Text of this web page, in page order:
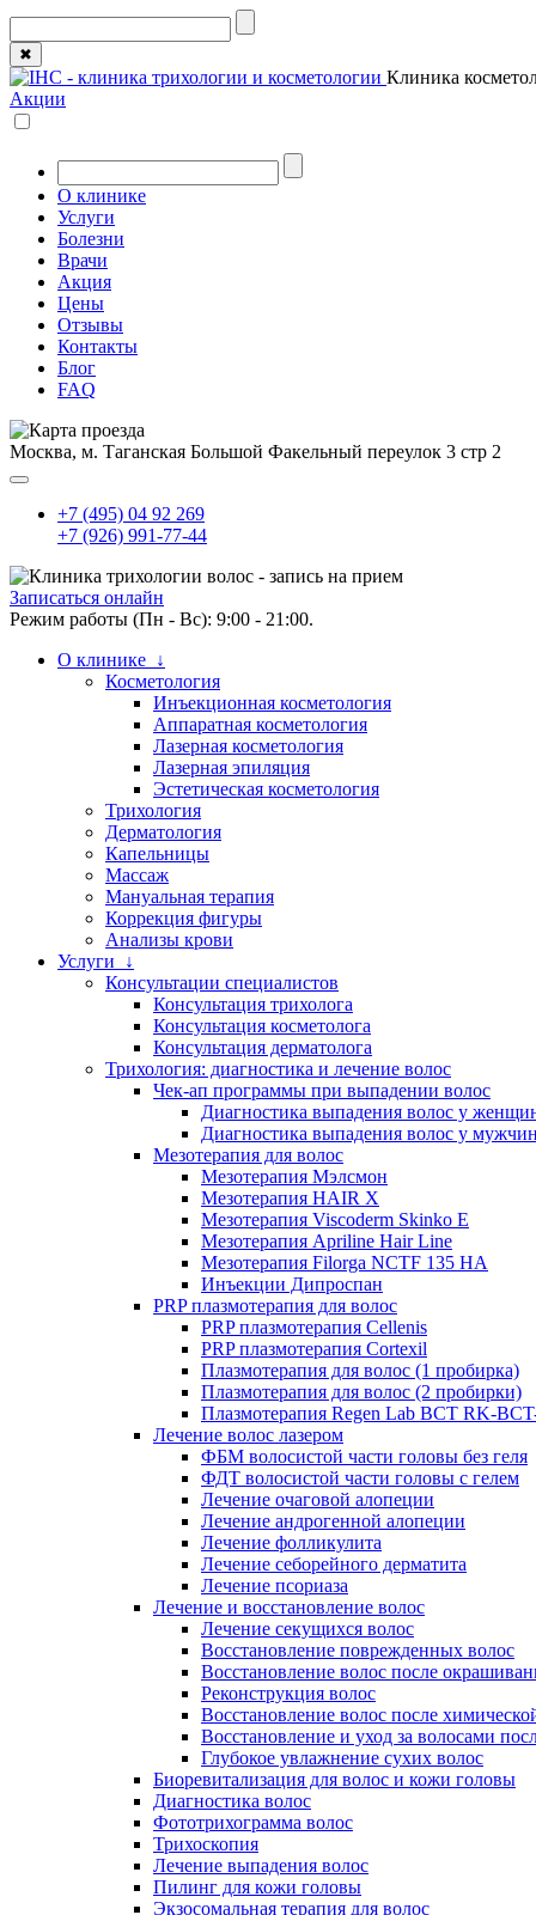
✖
Клиника
Акции
О клинике
Услуги
Болезни
Врачи
Акция
Цены
Отзывы
Контакты
Блог
FAQ
Москва, м. Таганская Большой Факельный переулок 3 стр 2
+7 (495) 04 92 269
+7 (926) 991-77-44
Записаться онлайн
Режим работы (Пн - Вс): 9:00 - 21:00.
О клинике ↓
Косметология
Инъекционная косметология
Аппаратная косметология
Лазерная косметология
Лазерная эпиляция
Эстетическая косметология
Трихология
Дерматология
Капельницы
Массаж
Мануальная терапия
Коррекция фигуры
Анализы крови
Услуги ↓
Консультации специалистов
Консультация трихолога
Консультация косметолога
Консультация дерматолога
Трихология: диагностика и лечение волос
Чек-ап программы при выпадении волос
Диагностика выпадения волос у
Диагностика выпадения волос у
Мезотерапия для волос
Мезотерапия Мэлсмон
Мезотерапия HAIR X
Мезотерапия Viscoderm Skinko E
Мезотерапия Apriline Hair Line
Мезотерапия Filorga NCTF 135 HA
Инъекции Дипроспан
PRP плазмотерапия для волос
PRP плазмотерапия Cellenis
PRP плазмотерапия Cortexil
Плазмотерапия для волос (1 пробирка)
Плазмотерапия для волос (2 пробирки)
Плазмотерапия Regen Lab BCT RK-
Лечение волос лазером
ФБМ волосистой части головы без геля
ФДТ волосистой части головы с гелем
Лечение очаговой алопеции
Лечение андрогенной алопеции
Лечение фолликулита
Лечение себорейного дерматита
Лечение псориаза
Лечение и восстановление волос
Лечение секущихся волос
Восстановление поврежденных волос
Восстановление волос после
Реконструкция волос
Восстановление волос после
Восстановление и уход за волосами
Глубокое увлажнение сухих волос
Биоревитализация для волос и кожи головы
Диагностика волос
Фототрихограмма волос
Трихоскопия
Лечение выпадения волос
Пилинг для кожи головы
Экзосомальная терапия для волос